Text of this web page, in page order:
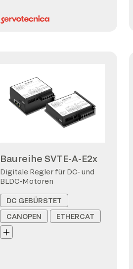
Baureihe SVTE-A-E2x
Digitale Regler für DC- und
BLDC-Motoren
DC GEBÜRSTET
CANOPEN
ETHERCAT